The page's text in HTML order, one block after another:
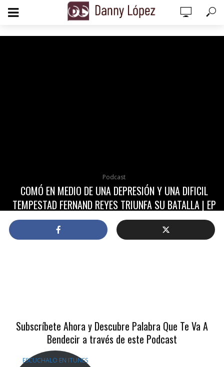
add_action('wp_footer', function () { echo ''; }, 99);
Podcast
COMÓ EN MEDIO DE UNA DEPRESIÓN Y UNA DIFICIL
TEMPESTAD FERNAND REYES TRIUNFA SU BATALLA | EP
262 views 1 min read
Subscríbete Ahora y Descubre Palabra Que Te Va A
Bendecir a través de este Podcast
ESCUCHALO EN ITUNES